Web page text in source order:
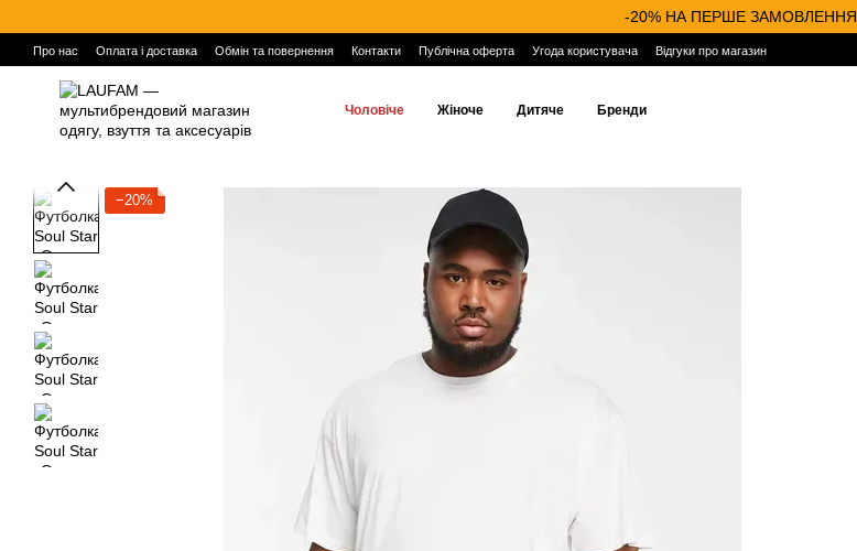
-20% НА ПЕРШЕ ЗАМОВЛЕННЯ
Про нас Оплата і доставка Обмін та повернення Контакти Публічна оферта Угода користувача Відгуки про магазин
Чоловіче Жіноче Дитяче Бренди
−20%